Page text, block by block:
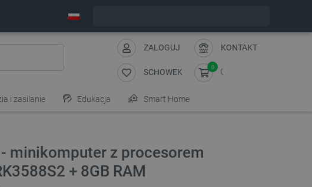
ZALOGUJ KONTAKT
SCHOWEK
0
i zasilanie Edukacja Smart Home
minikomputer z procesorem
+ 8GB RAM